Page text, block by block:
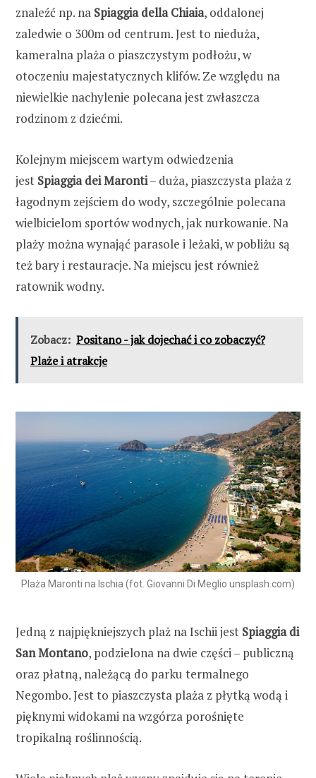
znaleźć np. na Spiaggia della Chiaia, oddalonej
zaledwie o 300m od centrum. Jest to nieduża,
kameralna plaża o piaszczystym podłożu, w
otoczeniu majestatycznych klifów. Ze względu na
niewielkie nachylenie polecana jest zwłaszcza
rodzinom z dziećmi.
Kolejnym miejscem wartym odwiedzenia
jest Spiaggia dei Maronti– duża, piaszczysta plaża z
łagodnym zejściem do wody, szczególnie polecana
wielbicielom sportów wodnych, jak nurkowanie. Na
plaży można wynająć parasole i leżaki, w pobliżu są
też bary i restauracje. Na miejscu jest również
ratownik wodny.
Zobacz: Positano - jak dojechać i co zobaczyć?
Plaże i atrakcje
Plaża Maronti na Ischia (fot. Giovanni Di Meglio unsplash.com)
Jedną z najpiękniejszych plaż na Ischii jest Spiaggia di
San Montano, podzielona na dwie części – publiczną
oraz płatną, należącą do parku termalnego
Negombo. Jest to piaszczysta plaża z płytką wodą i
pięknymi widokami na wzgórza porośnięte
tropikalną roślinnością.